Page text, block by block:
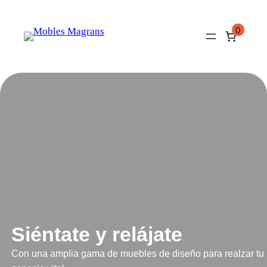
0
Siéntate y relájate
Con una amplia gama de muebles de diseño para realzar tu